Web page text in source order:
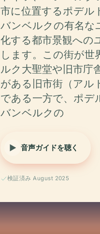
市に位置するポデル
バンベルクの有名な
化する都市景観への
します。この街が世
ルク大聖堂や旧市庁
がある旧市街（アル
である一方で、ポデ
バンベルクの
音声ガイドを聴く
検証済み August 2025